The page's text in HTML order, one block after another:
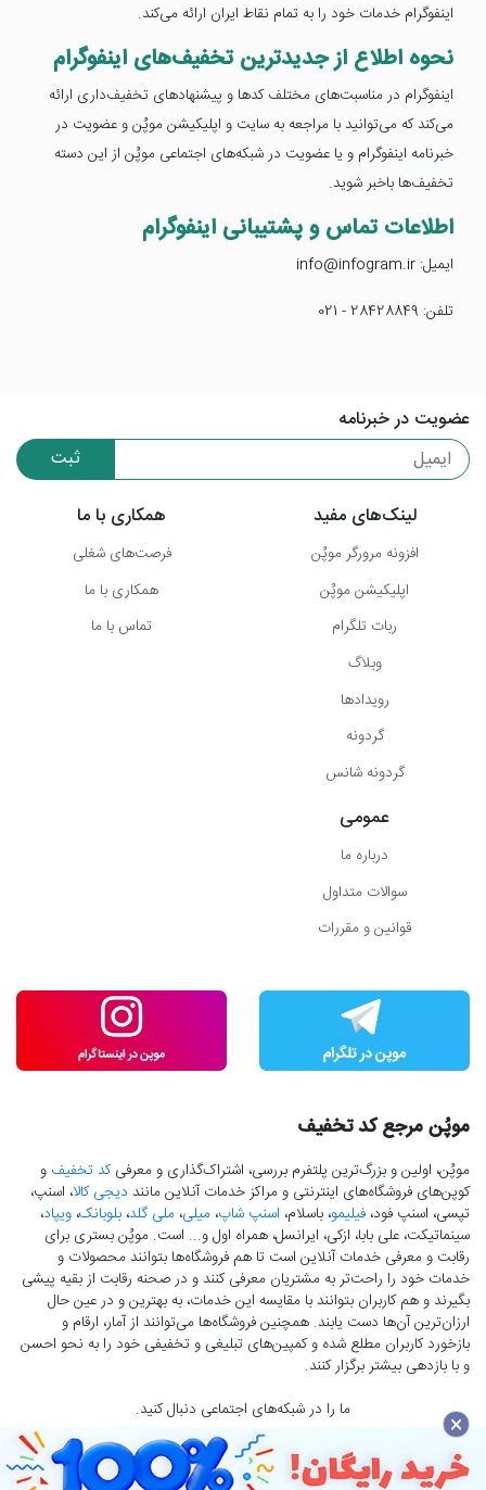
اینفوگرام خدمات خود را به تمام نقاط ایران ارائه می‌کند.
نحوه اطلاع از جدیدترین تخفیف‌های اینفوگرام
اینفوگرام در مناسبت‌های مختلف کدها و پیشنهادهای تخفیف‌داری ارائه
می‌کند که می‌توانید با مراجعه به سایت و اپلیکیشن موپُن و عضویت در
خبرنامه اینفوگرام و یا عضویت در شبکه‌های اجتماعی موپُن از این دسته
تخفیف‌ها باخبر شوید.
اطلاعات تماس و پشتیبانی اینفوگرام
ایمیل: info@infogram.ir
تلفن: 28428849 - 021
عضویت در خبرنامه
ثبت
لینک‌های مفید
افزونه مرورگر موپُن
اپلیکیشن موپُن
ربات تلگرام
وبلاگ
رویدادها
گردونه
گردونه شانس
همکاری با ما
فرصت‌های شغلی
همکاری با ما
تماس با ما
عمومی
درباره ما
سوالات متداول
قوانین و مقررات
موپُن مرجع کد تخفیف
موپُن، اولین و بزرگ‌ترین پلتفرم بررسی، اشتراک‌گذاری و معرفیکد تخفیف و
کوپن‌های فروشگاه‌های اینترنتی و مراکز خدمات آنلاین مانند دیجی کالا، اسنپ،
تپسی، اسنپ فود، فیلیمو، باسلام، اسنپ شاپ، میلی، ملی گلد، بلوبانک، ویپاد،
سینماتیکت، علی بابا، ازکی، ایرانسل، همراه اول و... است. موپُن بستری برای
رقابت و معرفی خدمات آنلاین است تا هم فروشگاه‌ها بتوانند محصولات و
خدمات خود را راحت‌تر به مشتریان معرفی کنند و در صحنه رقابت از بقیه پیشی
بگیرند و هم کاربران بتوانند با مقایسه این خدمات، به بهترین و در عین حال
ارزان‌ترین آن‌ها دست‌ یابند. همچنین فروشگاه‌ها می‌توانند از آمار، ارقام و
بازخورد کاربران مطلع شده و کمپین‌های تبلیغی و تخفیفی خود را به نحو احسن
و با بازدهی بیشتر برگزار کنند.
ما را در شبکه‌های اجتماعی دنبال کنید.
×